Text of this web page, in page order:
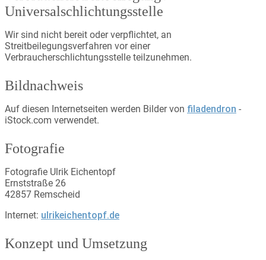
Universal­schlichtungs­stelle
Wir sind nicht bereit oder verpflichtet, an
Streitbeilegungsverfahren vor einer
Verbraucherschlichtungsstelle teilzunehmen.
Bildnachweis
Auf diesen Internetseiten werden Bilder von filadendron -
iStock.com verwendet.
Fotografie
Fotografie Ulrik Eichentopf
Ernststraße 26
42857 Remscheid
Internet: ulrikeichentopf.de
Konzept und Umsetzung